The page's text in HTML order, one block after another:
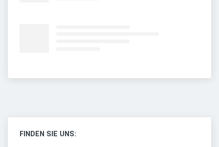
FINDEN SIE UNS: